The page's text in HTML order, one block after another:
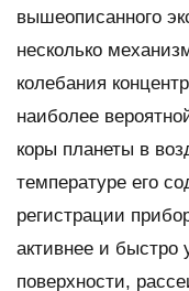
вышеописанного
несколько
колебания
наиболее
коры планеты в
температуре его
регистрации
активнее и быстро
поверхности,